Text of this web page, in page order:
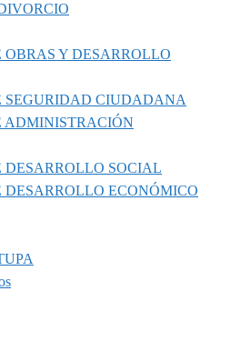
OBRAS Y DESARROLLO
SEGURIDAD CIUDADANA
ADMINISTRACIÓN
DESARROLLO SOCIAL
DESARROLLO ECONÓMICO